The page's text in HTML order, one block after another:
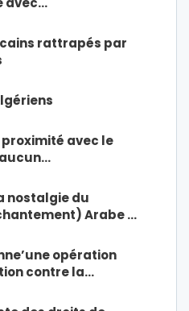
rattrapés par
proximité avec le
aucun…
nostalgie du
Arabe …
opération
contre la…